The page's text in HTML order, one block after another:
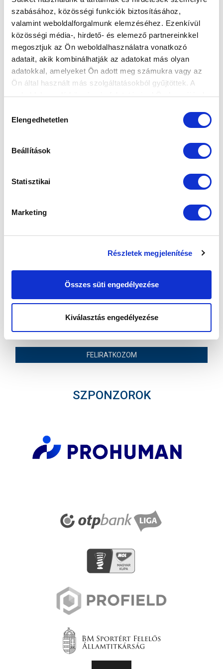
szabásához, közösségi funkciók biztosításához,
valamint weboldalforgalmunk elemzéséhez. Ezenkívül
közösségi média-, hirdető- és elemező partnereinkkel
megosztjuk az Ön weboldalhasználatra vonatkozó
adatait, akik kombinálhatják az adatokat más olyan
adatokkal, amelyeket Ön adott meg számukra vagy az
Ön által használt más szolgáltatásokból gyűjtöttek. A
weboldalon való böngészés folytatásával Ön hozzájárul a
kiválasztása
Elengedhetetlen
Beállítások
Statisztikai
Marketing
Részletek megjelenítése
Összes süti engedélyezése
Kiválasztás engedélyezése
Éjszaka is szépek az MTK létesítményei -
drónfelvételek a kivilágított Új Hidegk...
MTK BUDAPEST PUSKÁS AKADÉMIA FC
Ne maradjon le egy eseményről sem! Iratkozzon fel ingyenes
Elfogadom azAdatvédelmi tájékoztatót!
FELIRATKOZOM
SZPONZOROK